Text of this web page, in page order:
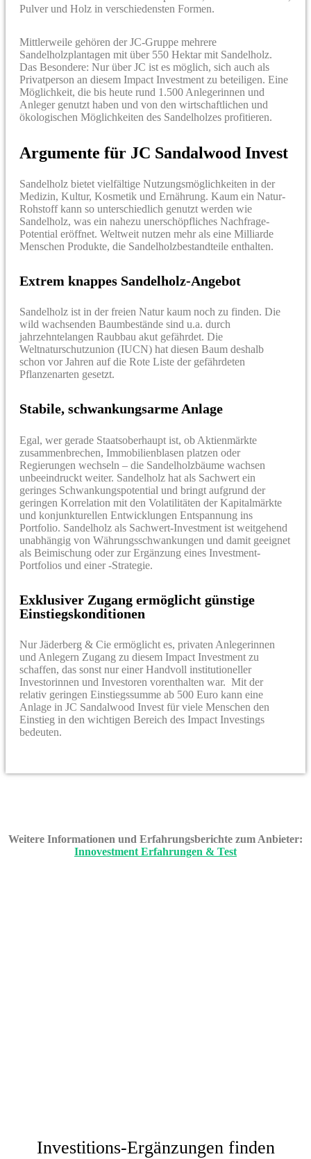
Pulver und Holz in verschiedensten Formen.
Mittlerweile gehören der JC-Gruppe mehrere
Sandelholzplantagen mit über 550 Hektar mit Sandelholz.
Das Besondere: Nur über JC ist es möglich, sich auch als
Privatperson an diesem Impact Investment zu beteiligen. Eine
Möglichkeit, die bis heute rund 1.500 Anlegerinnen und
Anleger genutzt haben und von den wirtschaftlichen und
ökologischen Möglichkeiten des Sandelholzes profitieren.
Argumente für JC Sandalwood Invest
Sandelholz bietet vielfältige Nutzungsmöglichkeiten in der
Medizin, Kultur, Kosmetik und Ernährung. Kaum ein Natur-
Rohstoff kann so unterschiedlich genutzt werden wie
Sandelholz, was ein nahezu unerschöpfliches Nachfrage-
Potential eröffnet. Weltweit nutzen mehr als eine Milliarde
Menschen Produkte, die Sandelholzbestandteile enthalten.
Extrem knappes Sandelholz-Angebot
Sandelholz ist in der freien Natur kaum noch zu finden. Die
wild wachsenden Baumbestände sind u.a. durch
jahrzehntelangen Raubbau akut gefährdet. Die
Weltnaturschutzunion (IUCN) hat diesen Baum deshalb
schon vor Jahren auf die Rote Liste der gefährdeten
Pflanzenarten gesetzt.
Stabile, schwankungsarme Anlage
Egal, wer gerade Staatsoberhaupt ist, ob Aktienmärkte
zusammenbrechen, Immobilienblasen platzen oder
Regierungen wechseln – die Sandelholzbäume wachsen
unbeeindruckt weiter. Sandelholz hat als Sachwert ein
geringes Schwankungspotential und bringt aufgrund der
geringen Korrelation mit den Volatilitäten der Kapitalmärkte
und konjunkturellen Entwicklungen Entspannung ins
Portfolio. Sandelholz als Sachwert-Investment ist weitgehend
unabhängig von Währungsschwankungen und damit geeignet
als Beimischung oder zur Ergänzung eines Investment-
Portfolios und einer -Strategie.
Exklusiver Zugang ermöglicht günstige
Einstiegskonditionen
Nur Jäderberg & Cie ermöglicht es, privaten Anlegerinnen
und Anlegern Zugang zu diesem Impact Investment zu
schaffen, das sonst nur einer Handvoll institutioneller
Investorinnen und Investoren vorenthalten war. Mit der
relativ geringen Einstiegssumme ab 500 Euro kann eine
Anlage in JC Sandalwood Invest für viele Menschen den
Einstieg in den wichtigen Bereich des Impact Investings
bedeuten.
Weitere Informationen und Erfahrungsberichte zum Anbieter:
Innovestment Erfahrungen & Test
Investitions-Ergänzungen finden